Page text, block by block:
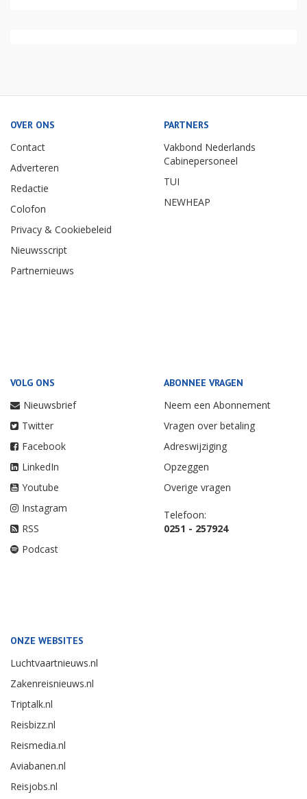
OVER ONS
Contact
Adverteren
Redactie
Colofon
Privacy & Cookiebeleid
Nieuwsscript
Partnernieuws
PARTNERS
Vakbond Nederlands
Cabinepersoneel
TUI
NEWHEAP
VOLG ONS
Nieuwsbrief
Twitter
Facebook
LinkedIn
Youtube
Instagram
RSS
Podcast
ABONNEE VRAGEN
Neem een Abonnement
Vragen over betaling
Adreswijziging
Opzeggen
Overige vragen
Telefoon:
0251 - 257924
ONZE WEBSITES
Luchtvaartnieuws.nl
Zakenreisnieuws.nl
Triptalk.nl
Reisbizz.nl
Reismedia.nl
Aviabanen.nl
Reisjobs.nl